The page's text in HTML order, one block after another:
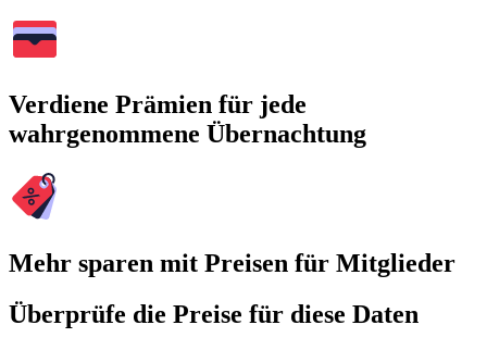
Verdiene Prämien für jede
wahrgenommene Übernachtung
Mehr sparen mit Preisen für Mitglieder
Überprüfe die Preise für diese Daten